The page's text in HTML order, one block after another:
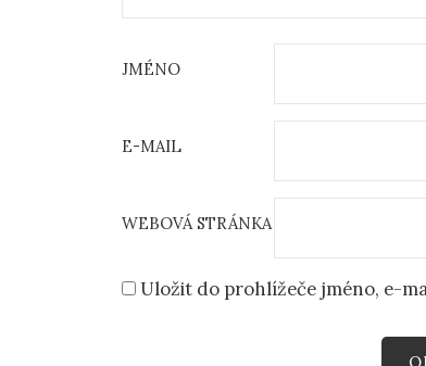
JMÉNO
E-MAIL
WEBOVÁ STRÁNKA
Uložit do prohlížeče jméno, e-